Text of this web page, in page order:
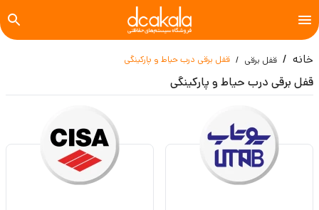
خانه قفل برقی قفل برقی درب حیاط و پارکینگی
قفل برقی درب حیاط و پارکینگی